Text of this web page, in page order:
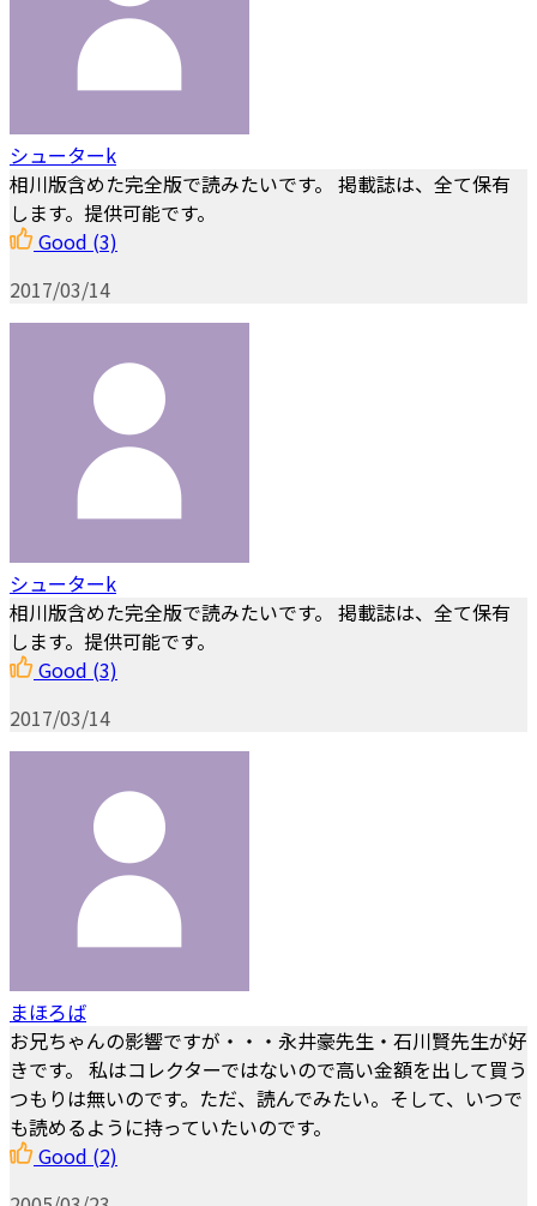
シューターk
相川版含めた完全版で読みたいです。 掲載誌は、全て保有
します。提供可能です。
Good (3)
2017/03/14
シューターk
相川版含めた完全版で読みたいです。 掲載誌は、全て保有
します。提供可能です。
Good (3)
2017/03/14
まほろば
お兄ちゃんの影響ですが・・・永井豪先生・石川賢先生が好
きです。 私はコレクターではないので高い金額を出して買う
つもりは無いのです。ただ、読んでみたい。そして、いつで
も読めるように持っていたいのです。
Good (2)